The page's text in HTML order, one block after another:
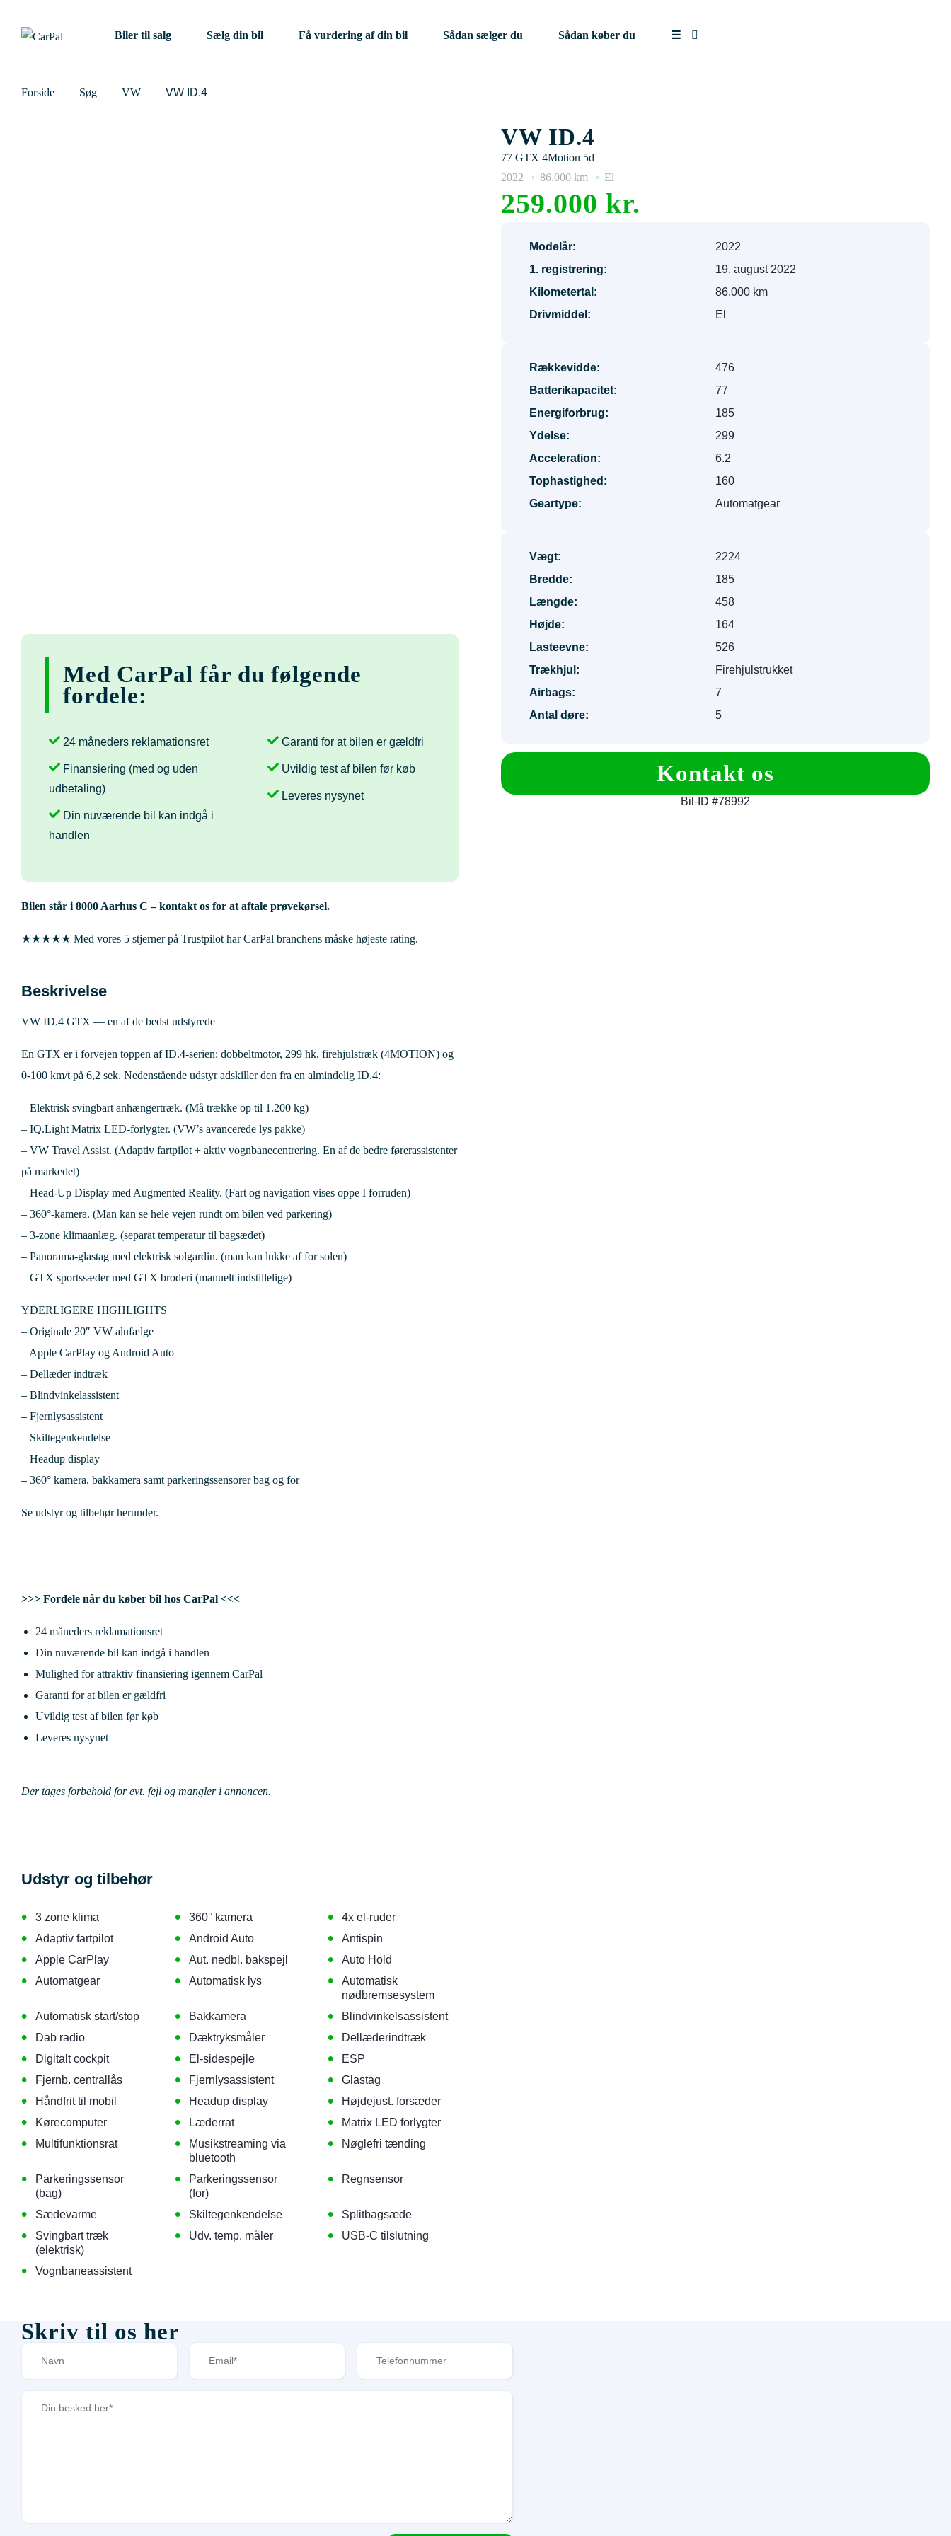
Biler til salg Sælg din bil Få vurdering af din bil Sådan sælger du Sådan køber du ☰
Forside Søg VW VW ID.4
Med CarPal får du følgende
fordele:
24 måneders reklamationsret
Finansiering (med og uden
udbetaling)
Din nuværende bil kan indgå i
handlen
Garanti for at bilen er gældfri
Uvildig test af bilen før køb
Leveres nysynet
Bilen står i 8000 Aarhus C – kontakt os for at aftale prøvekørsel.
★★★★★ Med vores 5 stjerner på Trustpilot har CarPal branchens måske højeste rating.
Beskrivelse
VW ID.4 GTX — en af de bedst udstyrede
En GTX er i forvejen toppen af ID.4-serien: dobbeltmotor, 299 hk, firehjulstræk (4MOTION) og
0-100 km/t på 6,2 sek. Nedenstående udstyr adskiller den fra en almindelig ID.4:
– Elektrisk svingbart anhængertræk. (Må trække op til 1.200 kg)
– IQ.Light Matrix LED-forlygter. (VW’s avancerede lys pakke)
– VW Travel Assist. (Adaptiv fartpilot + aktiv vognbanecentrering. En af de bedre førerassistenter
på markedet)
– Head-Up Display med Augmented Reality. (Fart og navigation vises oppe I forruden)
– 360°-kamera. (Man kan se hele vejen rundt om bilen ved parkering)
– 3-zone klimaanlæg. (separat temperatur til bagsædet)
– Panorama-glastag med elektrisk solgardin. (man kan lukke af for solen)
– GTX sportssæder med GTX broderi (manuelt indstillelige)
YDERLIGERE HIGHLIGHTS
– Originale 20″ VW alufælge
– Apple CarPlay og Android Auto
– Dellæder indtræk
– Blindvinkelassistent
– Fjernlysassistent
– Skiltegenkendelse
– Headup display
– 360° kamera, bakkamera samt parkeringssensorer bag og for
Se udstyr og tilbehør herunder.
>>> Fordele når du køber bil hos CarPal <<<
24 måneders reklamationsret
Din nuværende bil kan indgå i handlen
Mulighed for attraktiv finansiering igennem CarPal
Garanti for at bilen er gældfri
Uvildig test af bilen før køb
Leveres nysynet
Der tages forbehold for evt. fejl og mangler i annoncen.
Udstyr og tilbehør
• 3 zone klima • 360° kamera • 4x el-ruder
• Adaptiv fartpilot • Android Auto • Antispin
• Apple CarPlay • Aut. nedbl. bakspejl • Auto Hold
• Automatgear • Automatisk lys •
Automatisk
nødbremsesystem
• Automatisk start/stop • Bakkamera • Blindvinkelsassistent
• Dab radio • Dæktryksmåler • Dellæderindtræk
• Digitalt cockpit • El-sidespejle • ESP
• Fjernb. centrallås • Fjernlysassistent • Glastag
• Håndfrit til mobil • Headup display • Højdejust. forsæder
• Kørecomputer • Læderrat • Matrix LED forlygter
• Multifunktionsrat •
Musikstreaming via
bluetooth
• Nøglefri tænding
•
Parkeringssensor
(bag)
•
Parkeringssensor
(for)
• Regnsensor
• Sædevarme • Skiltegenkendelse • Splitbagsæde
•
Svingbart træk
(elektrisk)
• Udv. temp. måler • USB-C tilslutning
• Vognbaneassistent
VW ID.4
77 GTX 4Motion 5d
2022
86.000 km El
259.000 kr.
Modelår:
2022
1. registrering:
19. august 2022
Kilometertal:
86.000 km
Drivmiddel:
El
Rækkevidde:
476
Batterikapacitet:
77
Energiforbrug:
185
Ydelse:
299
Acceleration:
6.2
Tophastighed:
160
Geartype:
Automatgear
Vægt:
2224
Bredde:
185
Længde:
458
Højde:
164
Lasteevne:
526
Trækhjul:
Firehjulstrukket
Airbags:
7
Antal døre:
5
Kontakt os
Bil-ID #78992
Skriv til os her